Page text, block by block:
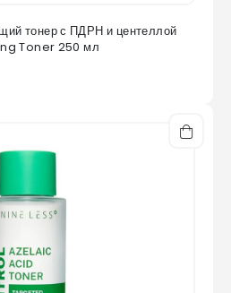
тонер с ПДРН и центеллой
Toner 250 мл